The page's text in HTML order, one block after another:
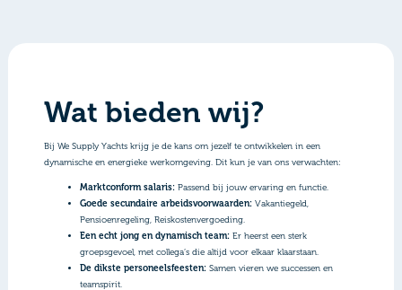
Wat bieden wij?
Bij We Supply Yachts krijg je de kans om jezelf te ontwikkelen in een
dynamische en energieke werkomgeving. Dit kun je van ons verwachten:
Marktconform salaris: Passend bij jouw ervaring en functie.
Goede secundaire arbeidsvoorwaarden: Vakantiegeld,
Pensioenregeling, Reiskostenvergoeding.
Een echt jong en dynamisch team: Er heerst een sterk
groepsgevoel, met collega’s die altijd voor elkaar klaarstaan.
De dikste personeelsfeesten: Samen vieren we successen en
teamspirit.